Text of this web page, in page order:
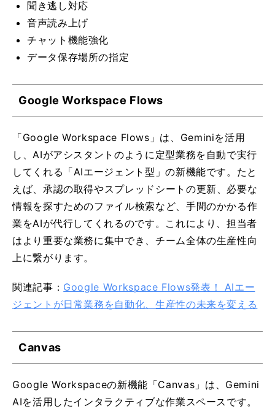
聞き逃し対応
音声読み上げ
チャット機能強化
データ保存場所の指定
Google Workspace Flows
「Google Workspace Flows」は、Geminiを活用
し、AIがアシスタントのように定型業務を自動で実行
してくれる「AIエージェント型」の新機能です。たと
えば、承認の取得やスプレッドシートの更新、必要な
情報を探すためのファイル検索など、手間のかかる作
業をAIが代行してくれるのです。これにより、担当者
はより重要な業務に集中でき、チーム全体の生産性向
上に繋がります。
関連記事： Google Workspace Flows発表！ AIエー
ジェントが日常業務を自動化、生産性の未来を変える
Canvas
Google Workspaceの新機能「Canvas」は、Gemini
AIを活用したインタラクティブな作業スペースです。